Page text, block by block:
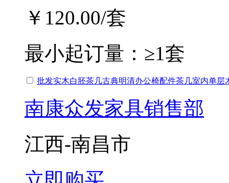
￥120.00/套
最小起订量： ≥1套
批发实木白胚茶几古典明清办公椅配件茶几室内单层
南康众发家具销售部
江西-南昌市